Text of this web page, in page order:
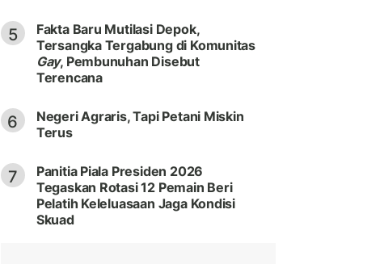
5
Fakta Baru Mutilasi Depok,
Tersangka Tergabung di Komunitas
Gay, Pembunuhan Disebut
Terencana
6
Negeri Agraris, Tapi Petani Miskin
Terus
7
Panitia Piala Presiden 2026
Tegaskan Rotasi 12 Pemain Beri
Pelatih Keleluasaan Jaga Kondisi
Skuad